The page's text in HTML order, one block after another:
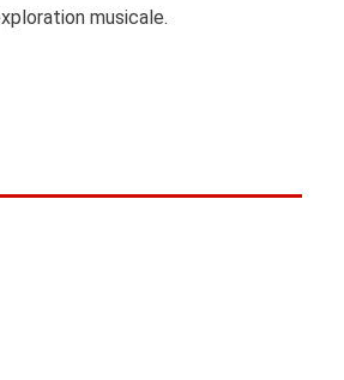
musicale.